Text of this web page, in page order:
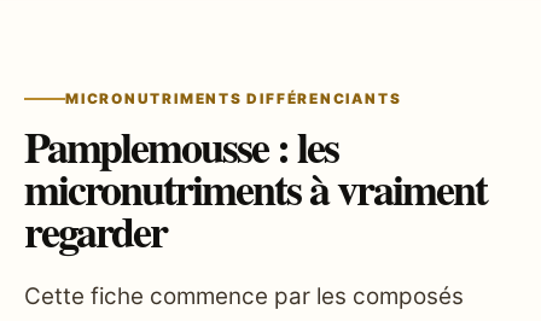
MICRONUTRIMENTS DIFFÉRENCIANTS
Pamplemousse : les
micronutriments à vraiment
regarder
Cette fiche commence par les composés